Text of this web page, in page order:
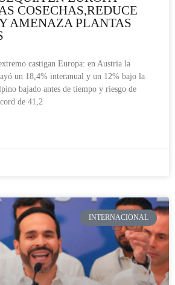
COSECHAS,REDUCE
AMENAZA PLANTAS
castigan Europa: en Austria la
un 18,4% interanual y un 12% bajo la
bajado antes de tiempo y riesgo de
de 41,2
INTERNACIONAL